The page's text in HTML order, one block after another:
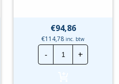
€94,86
€114,78 inc. btw
-
Eaton
xPole
PKN6
+